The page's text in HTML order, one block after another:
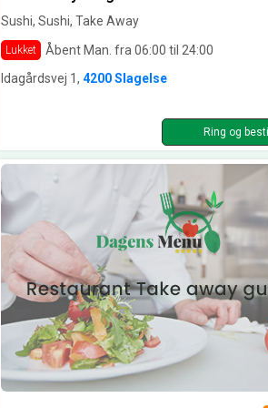
Sushi, Sushi, Take Away
Lukket
Åbent Man. fra 06:00 til 24:00
Idagårdsvej 1, 4200 Slagelse
Ring og bestil